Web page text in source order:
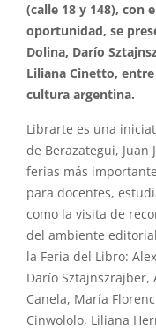
(calle 18 y 148), con
oportunidad, se
Dolina, Darío
Liliana Cinetto,
cultura argentina.
Librarte es una
de Berazategui, Juan
ferias más
para docentes,
como la visita de
del ambiente
la Feria del Libro:
Darío Sztajnszrajber,
Canela, María
Cinwololo, Liliana